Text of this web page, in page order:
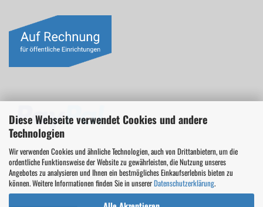
Diese Webseite verwendet Cookies und andere
Technologien
Wir verwenden Cookies und ähnliche Technologien, auch von Drittanbietern, um die
ordentliche Funktionsweise der Website zu gewährleisten, die Nutzung unseres
Angebotes zu analysieren und Ihnen ein bestmögliches Einkaufserlebnis bieten zu
können. Weitere Informationen finden Sie in unsererDatenschutzerklärung.